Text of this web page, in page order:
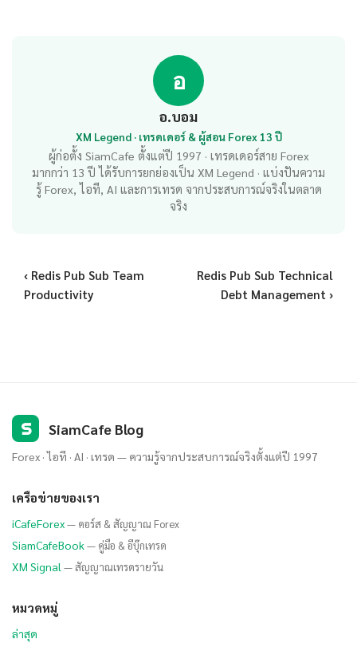
อ
อ.บอม
XM Legend · เทรดเดอร์ & ผู้สอน Forex 13 ปี
ผู้ก่อตั้ง SiamCafe ตั้งแต่ปี 1997 · เทรดเดอร์สาย Forex
มากกว่า 13 ปี ได้รับการยกย่องเป็น XM Legend · แบ่งปันความ
รู้ Forex, ไอที, AI และการเทรด จากประสบการณ์จริงในตลาด
จริง
‹ Redis Pub Sub Team
Productivity
Redis Pub Sub Technical
Debt Management ›
S SiamCafe Blog
Forex · ไอที · AI · เทรด — ความรู้จากประสบการณ์จริงตั้งแต่ปี 1997
เครือข่ายของเรา
iCafeForex— คอร์ส & สัญญาณ Forex
SiamCafeBook— คู่มือ & อีบุ๊กเทรด
XM Signal — สัญญาณเทรดรายวัน
หมวดหมู่
ล่าสุด